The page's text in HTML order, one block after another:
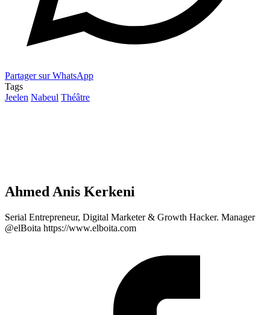
Partager sur WhatsApp
Tags
Jeelen Nabeul Théâtre
Ahmed Anis Kerkeni
Serial Entrepreneur, Digital Marketer & Growth Hacker. Manager
@elBoita https://www.elboita.com